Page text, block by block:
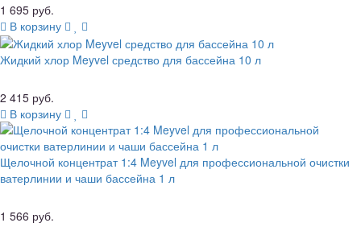
1 695 руб.
В корзину
Жидкий хлор Meyvel средство для бассейна 10 л
2 415 руб.
В корзину
Щелочной концентрат 1:4 Meyvel для профессиональной очистки
ватерлинии и чаши бассейна 1 л
1 566 руб.